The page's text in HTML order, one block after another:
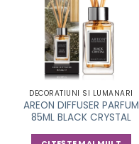
DECORATIUNI SI LUMANARI
AREON DIFFUSER PARFUM
85ML BLACK CRYSTAL